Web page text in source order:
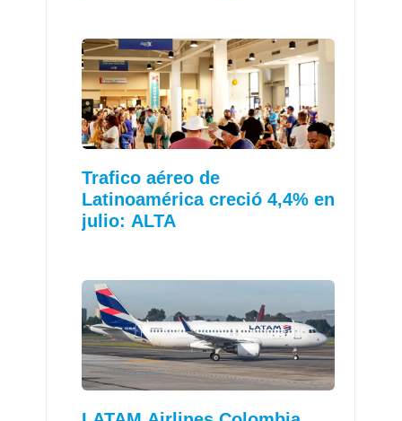
Trafico aéreo de
Latinoamérica creció 4,4% en
julio: ALTA